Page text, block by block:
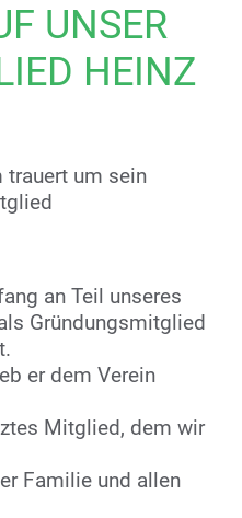
UNSER
HEINZ
trauert um sein
an Teil unseres
Gründungsmitglied
er dem Verein
Mitglied, dem wir
Familie und allen